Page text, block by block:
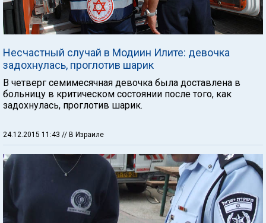
Несчастный случай в Модиин Илите: девочка
задохнулась, проглотив шарик
В четверг семимесячная девочка была доставлена в
больницу в критическом состоянии после того, как
задохнулась, проглотив шарик.
24.12.2015 11:43 // В Израиле